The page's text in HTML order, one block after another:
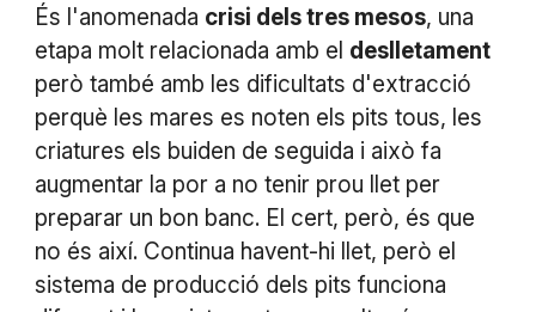
És l'anomenada crisi dels tres mesos, una
etapa molt relacionada amb el deslletament
però també amb les dificultats d'extracció
perquè les mares es noten els pits tous, les
criatures els buiden de seguida i això fa
augmentar la por a no tenir prou llet per
preparar un bon banc. El cert, però, és que
no és així. Continua havent-hi llet, però el
sistema de producció dels pits funciona